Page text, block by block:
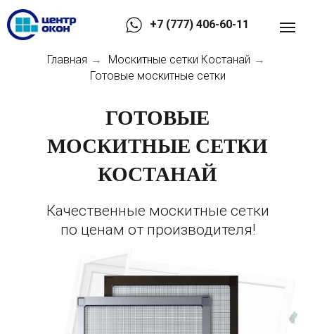
+7 (777) 406-60-11
Главная → Москитные сетки Костанай →
Готовые москитные сетки
ГОТОВЫЕ
МОСКИТНЫЕ СЕТКИ
КОСТАНАЙ
Качественные москитные сетки
по ценам от производителя!